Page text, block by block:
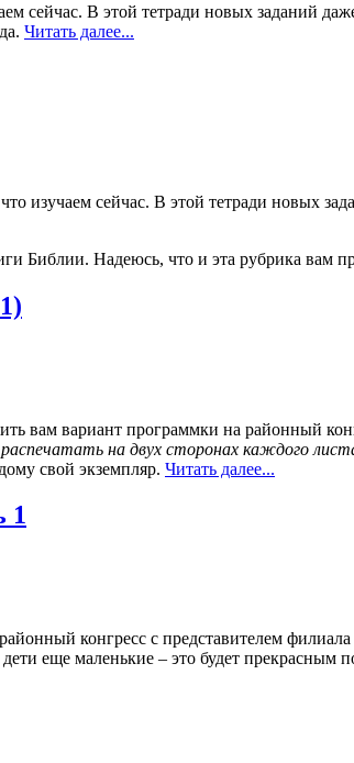
сейчас. В этой тетради новых заданий
Читать далее...
изучаем сейчас. В этой тетради новых
Библии. Надеюсь, что и эта рубрика вам
вам вариант программки на районный
распечатать на двух сторонах каждого
свой экземпляр. Читать далее...
1
конгресс с представителем
еще маленькие – это будет